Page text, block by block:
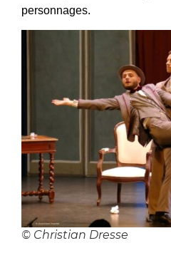
personnages.
© Christian Dresse